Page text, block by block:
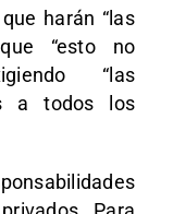
harán “las
“esto no
“las
a todos los